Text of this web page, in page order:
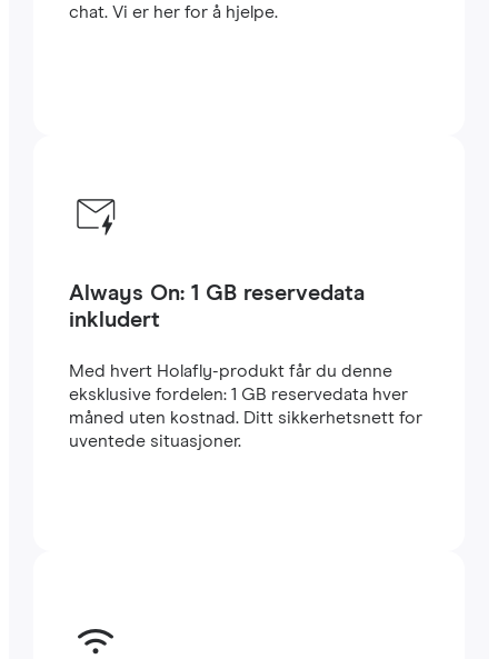
chat. Vi er her for å hjelpe.
Always On: 1 GB reservedata
inkludert
Med hvert Holafly-produkt får du denne
eksklusive fordelen: 1 GB reservedata hver
måned uten kostnad. Ditt sikkerhetsnett for
uventede situasjoner.